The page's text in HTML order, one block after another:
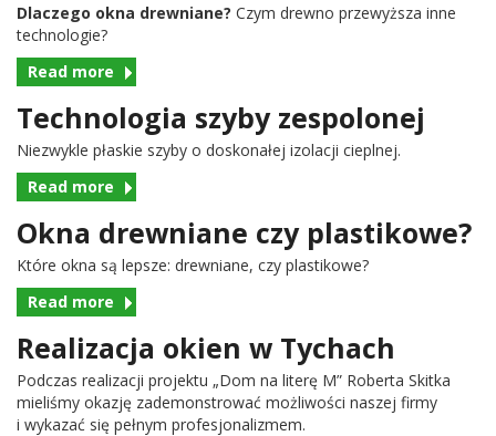
Dlaczego okna drew­ni­ane? Czym drewno przewyższa inne
technologie?
Read more
Technologia szyby zespolonej
Niezwykle płaskie szyby o doskon­ałej izo­lacji cieplnej.
Read more
Okna drewniane czy plastikowe?
Które okna są lep­sze: drew­ni­ane, czy plastikowe?
Read more
Realizacja okien w Tychach
Pod­czas real­iza­cji pro­jektu „Dom na literę M” Roberta Skitka
mieliśmy okazję zademon­strować możli­wości naszej firmy
i wykazać się pełnym profesjonalizmem.